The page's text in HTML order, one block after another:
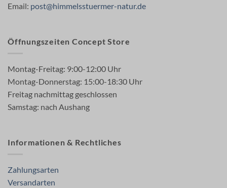
Email: post@himmelsstuermer-natur.de
Öffnungszeiten Concept Store
Montag-Freitag: 9:00-12:00 Uhr
Montag-Donnerstag: 15:00-18:30 Uhr
Freitag nachmittag geschlossen
Samstag: nach Aushang
Informationen & Rechtliches
Zahlungsarten
Versandarten